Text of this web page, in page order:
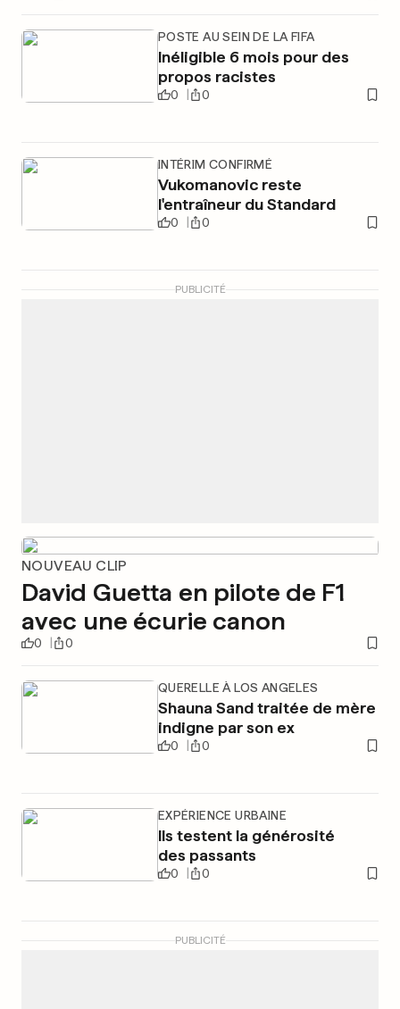
POSTE AU SEIN DE LA FIFA
Inéligible 6 mois pour des
propos racistes
0 0
INTÉRIM CONFIRMÉ
Vukomanovic reste
l'entraîneur du Standard
0 0
PUBLICITÉ
NOUVEAU CLIP
David Guetta en pilote de F1
avec une écurie canon
0 0
QUERELLE À LOS ANGELES
Shauna Sand traitée de mère
indigne par son ex
0 0
EXPÉRIENCE URBAINE
Ils testent la générosité
des passants
0 0
PUBLICITÉ